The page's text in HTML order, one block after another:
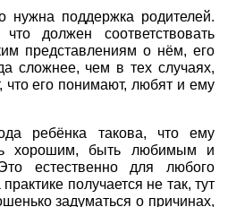
нужна поддержка родителей.
должен соответствовать
представлениям о нём, его
сложнее, чем в тех случаях,
что его понимают, любят и ему
ребёнка такова, что ему
хорошим, быть любимым и
естественно для любого
получается не так, тут
задуматься о причинах,